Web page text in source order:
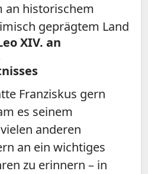
an historischem
geprägtem Land
XIV. an
Franziskus gern
es seinem
anderen
an ein wichtiges
zu erinnern – in